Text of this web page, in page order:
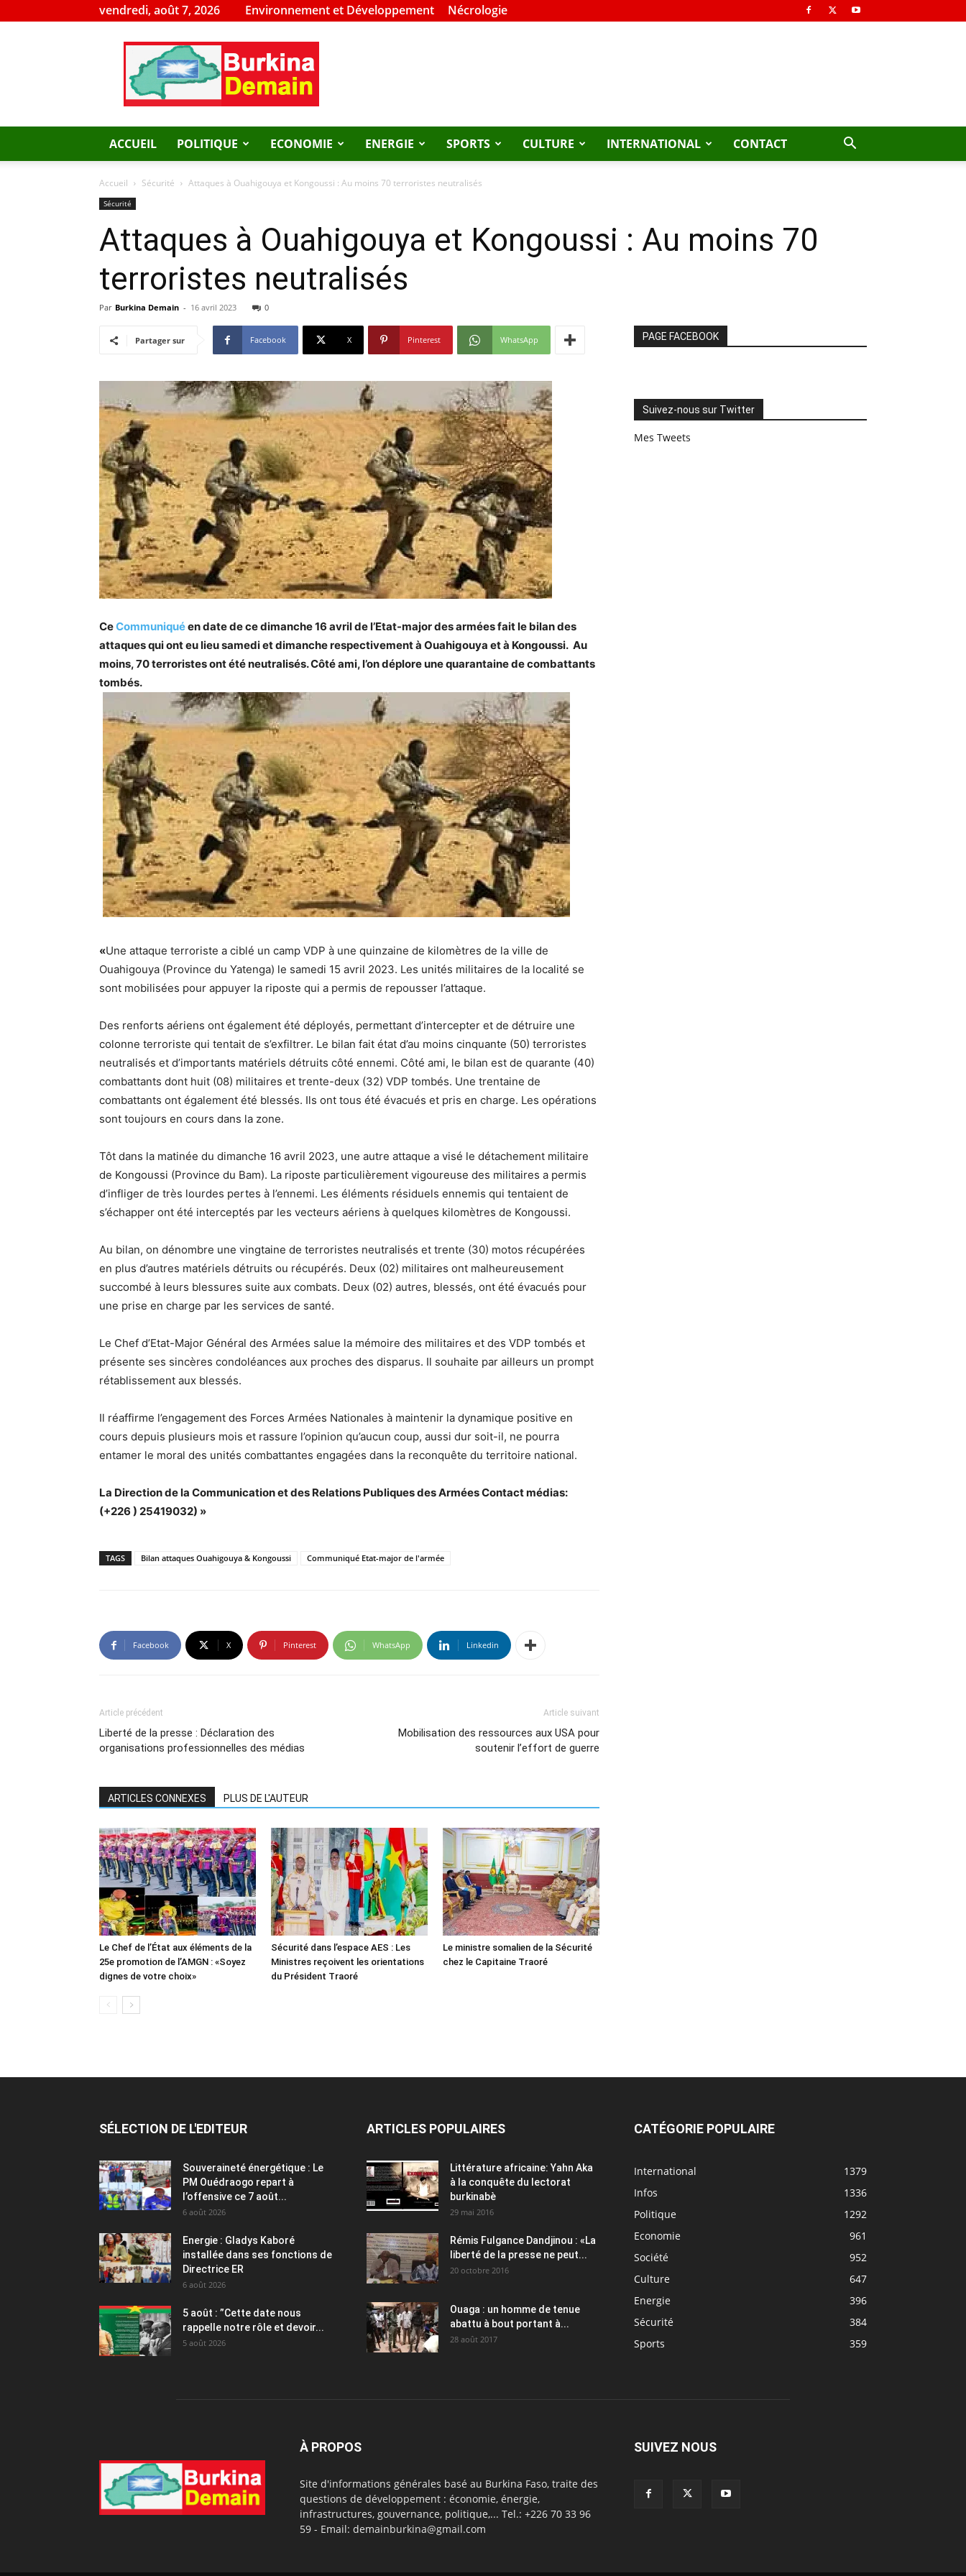
vendredi, août 7, 2026 Environnement et Développement Nécrologie
Burkina
Demain
ACCUEIL POLITIQUE ECONOMIE ENERGIE SPORTS CULTURE INTERNATIONAL CONTACT
Accueil Sécurité Attaques à Ouahigouya et Kongoussi : Au moins 70 terroristes neutralisés
Sécurité
Attaques à Ouahigouya et Kongoussi : Au moins 70
terroristes neutralisés
Par Burkina Demain - 16 avril 2023 0
Partager sur Facebook X Pinterest WhatsApp
CeCommuniquéen date de ce dimanche 16 avril de l’Etat-major des armées fait le bilan des
attaques qui ont eu lieu samedi et dimanche respectivement à Ouahigouya et à Kongoussi. Au
moins, 70 terroristes ont été neutralisés. Côté ami, l’on déplore une quarantaine de combattants
tombés.
«Une attaque terroriste a ciblé un camp VDP à une quinzaine de kilomètres de la ville de
Ouahigouya (Province du Yatenga) le samedi 15 avril 2023. Les unités militaires de la localité se
sont mobilisées pour appuyer la riposte qui a permis de repousser l’attaque.
Des renforts aériens ont également été déployés, permettant d’intercepter et de détruire une
colonne terroriste qui tentait de s’exfiltrer. Le bilan fait état d’au moins cinquante (50) terroristes
neutralisés et d’importants matériels détruits côté ennemi. Côté ami, le bilan est de quarante (40)
combattants dont huit (08) militaires et trente-deux (32) VDP tombés. Une trentaine de
combattants ont également été blessés. Ils ont tous été évacués et pris en charge. Les opérations
sont toujours en cours dans la zone.
Tôt dans la matinée du dimanche 16 avril 2023, une autre attaque a visé le détachement militaire
de Kongoussi (Province du Bam). La riposte particulièrement vigoureuse des militaires a permis
d’infliger de très lourdes pertes à l’ennemi. Les éléments résiduels ennemis qui tentaient de
s’échapper ont été interceptés par les vecteurs aériens à quelques kilomètres de Kongoussi.
Au bilan, on dénombre une vingtaine de terroristes neutralisés et trente (30) motos récupérées
en plus d’autres matériels détruits ou récupérés. Deux (02) militaires ont malheureusement
succombé à leurs blessures suite aux combats. Deux (02) autres, blessés, ont été évacués pour
une prise en charge par les services de santé.
Le Chef d’Etat-Major Général des Armées salue la mémoire des militaires et des VDP tombés et
présente ses sincères condoléances aux proches des disparus. Il souhaite par ailleurs un prompt
rétablissement aux blessés.
Il réaffirme l’engagement des Forces Armées Nationales à maintenir la dynamique positive en
cours depuis plusieurs mois et rassure l’opinion qu’aucun coup, aussi dur soit-il, ne pourra
entamer le moral des unités combattantes engagées dans la reconquête du territoire national.
La Direction de la Communication et des Relations Publiques des Armées Contact médias:
(+226 ) 25419032) »
TAGS Bilan attaques Ouahigouya & Kongoussi Communiqué Etat-major de l'armée
Facebook X Pinterest WhatsApp Linkedin
Article précédent
Liberté de la presse : Déclaration des
organisations professionnelles des médias
Article suivant
Mobilisation des ressources aux USA pour
soutenir l’effort de guerre
ARTICLES CONNEXES PLUS DE L'AUTEUR
Le Chef de l’État aux éléments de la
25e promotion de l’AMGN : «Soyez
dignes de votre choix»
Sécurité dans l’espace AES : Les
Ministres reçoivent les orientations
du Président Traoré
Le ministre somalien de la Sécurité
chez le Capitaine Traoré
PAGE FACEBOOK
Suivez-nous sur Twitter
Mes Tweets
SÉLECTION DE L'EDITEUR
Souveraineté énergétique : Le
PM Ouédraogo repart à
l’offensive ce 7 août...
6 août 2026
Energie : Gladys Kaboré
installée dans ses fonctions de
Directrice ER
6 août 2026
5 août : ”Cette date nous
rappelle notre rôle et devoir...
5 août 2026
ARTICLES POPULAIRES
Littérature africaine: Yahn Aka
à la conquête du lectorat
burkinabè
29 mai 2016
Rémis Fulgance Dandjinou : «La
liberté de la presse ne peut...
20 octobre 2016
Ouaga : un homme de tenue
abattu à bout portant à...
28 août 2017
CATÉGORIE POPULAIRE
International
1379
Infos
1336
Politique
1292
Economie
961
Société
952
Culture
647
Energie
396
Sécurité
384
Sports
359
À PROPOS
Site d'informations générales basé au Burkina Faso, traite des
questions de développement : économie, énergie,
infrastructures, gouvernance, politique,... Tel.: +226 70 33 96
59 - Email: demainburkina@gmail.com
SUIVEZ NOUS